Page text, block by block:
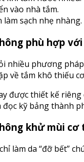
vào nhà tắm.
sạch nhẹ nhàng.
phù hợp
nhiều phương
về tắm khô thiếu
được thiết kế
kỹ bảng thành
khử mùi cơ
làm da “đỡ bết”